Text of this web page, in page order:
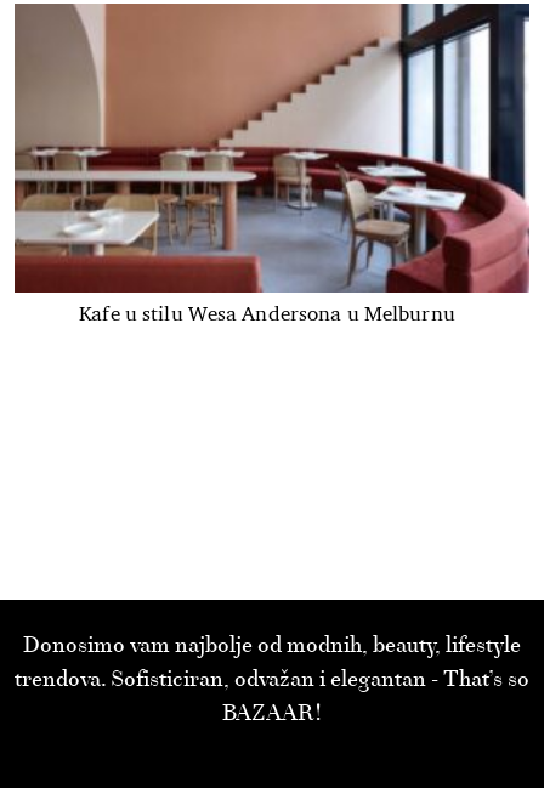
Kafe u stilu Wesa Andersona u Melburnu
Donosimo vam najbolje od modnih, beauty, lifestyle
trendova. Sofisticiran, odvažan i elegantan - That’s so
BAZAAR!